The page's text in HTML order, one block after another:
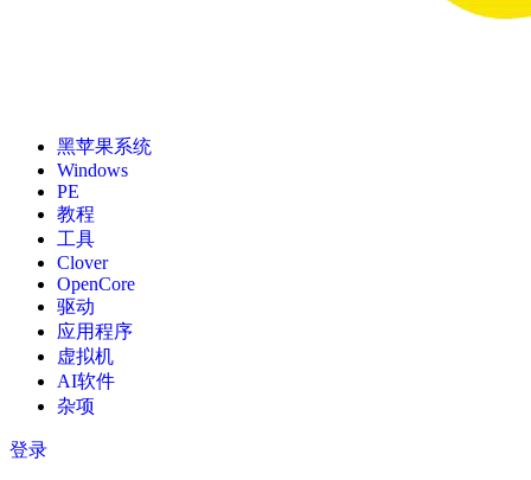
黑苹果系统
Windows
PE
教程
工具
Clover
OpenCore
驱动
应用程序
虚拟机
AI软件
杂项
登录